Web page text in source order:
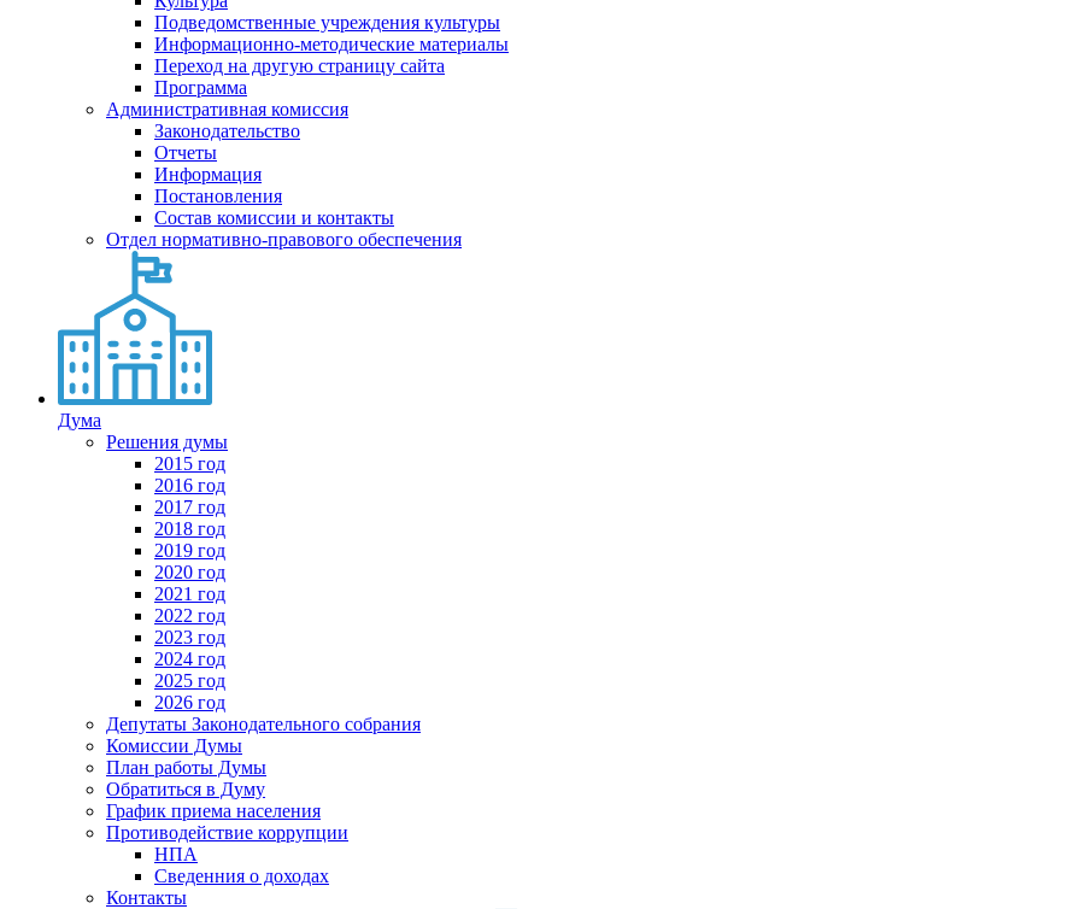
Подведомственные учреждения культуры
Информационно-методические материалы
Переход на другую страницу сайта
Программа
Административная комиссия
Законодательство
Отчеты
Информация
Постановления
Состав комиссии и контакты
Отдел нормативно-правового обеспечения
Дума
Решения думы
2015 год
2016 год
2017 год
2018 год
2019 год
2020 год
2021 год
2022 год
2023 год
2024 год
2025 год
2026 год
Депутаты Законодательного собрания
Комиссии Думы
План работы Думы
Обратиться в Думу
График приема населения
Противодействие коррупции
НПА
Сведенния о доходах
Контакты